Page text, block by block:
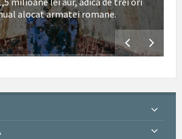
alocat armatei romane.